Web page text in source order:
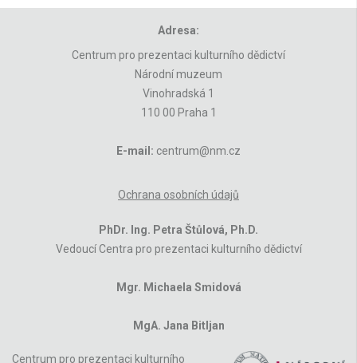
Adresa:
Centrum pro prezentaci kulturního dědictví
Národní muzeum
Vinohradská 1
110 00 Praha 1
E-mail: centrum@nm.cz
Ochrana osobních údajů
PhDr. Ing. Petra Štůlová, Ph.D.
Vedoucí Centra pro prezentaci kulturního dědictví
Mgr. Michaela Smidová
MgA. Jana Bitljan
Centrum pro prezentaci kulturního